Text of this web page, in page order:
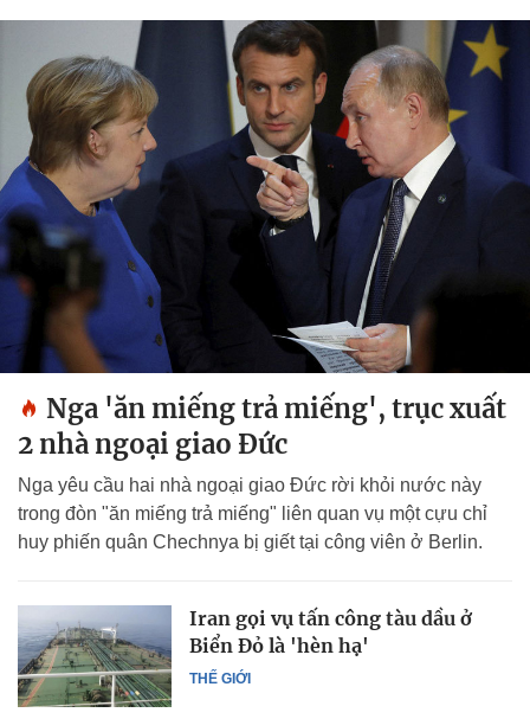
Nga 'ăn miếng trả miếng', trục xuất
2 nhà ngoại giao Đức
Nga yêu cầu hai nhà ngoại giao Đức rời khỏi nước này
trong đòn "ăn miếng trả miếng" liên quan vụ một cựu chỉ
huy phiến quân Chechnya bị giết tại công viên ở Berlin.
THẾ GIỚI
Iran gọi vụ tấn công tàu dầu ở
Biển Đỏ là 'hèn hạ'